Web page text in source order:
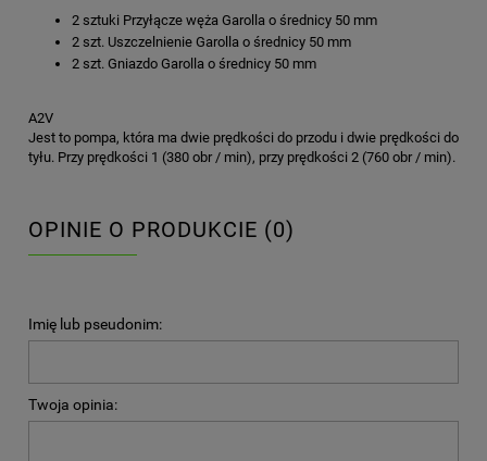
2 sztuki Przyłącze węża Garolla o średnicy 50 mm
2 szt. Uszczelnienie Garolla o średnicy 50 mm
2 szt. Gniazdo Garolla o średnicy 50 mm
A2V
Jest to pompa, która ma dwie prędkości do przodu i dwie prędkości do
tyłu. Przy prędkości 1 (380 obr / min), przy prędkości 2 (760 obr / min).
OPINIE O PRODUKCIE (0)
Imię lub pseudonim:
Twoja opinia: